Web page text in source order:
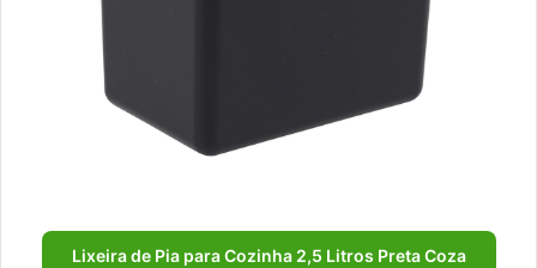
Lixeira de Pia para Cozinha 2,5 Litros Preta Coza